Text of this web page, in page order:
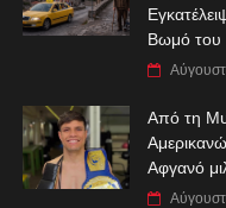
Βωμό του
Από τη
Αφγανό